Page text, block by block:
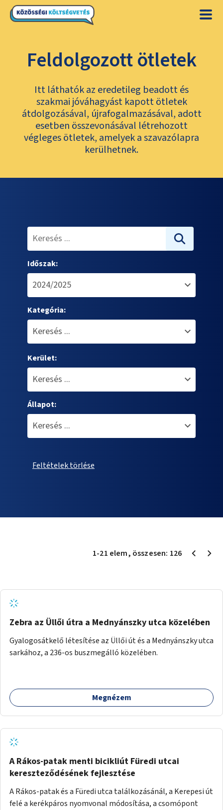
Feldolgozott ötletek
Itt láthatók az eredetileg beadott és
szakmai jóváhagyást kapott ötletek
átdolgozásával, újrafogalmazásával, adott
esetben összevonásával létrehozott
végleges ötletek, amelyek a szavazólapra
kerülhetnek.
Időszak:
Kategória:
Kerület:
Állapot:
Feltételek törlése
1-21 elem, összesen: 126
Zebra az Üllői útra a Mednyánszky utca közelében
Gyalogosátkelő létesítése az Üllői út és a Mednyánszky utca
sarkához, a 236-os buszmegálló közelében.
Megnézem
A Rákos-patak menti bicikliút Füredi utcai
kereszteződésének fejlesztése
A Rákos-patak és a Füredi utca találkozásánál, a Kerepesi út
felé a kerékpáros nyomvonal módosítása, a csomópont